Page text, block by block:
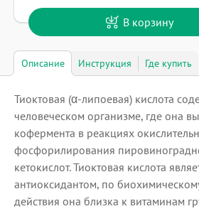
В корзину
Описание Инструкция Где купить
Тиоктовая (α-липоевая) кислота
человеческом организме, где она
кофермента в реакциях
фосфорилирования
кетокислот. Тиоктовая кислота
антиоксидантом, по
действия она близка к витаминам